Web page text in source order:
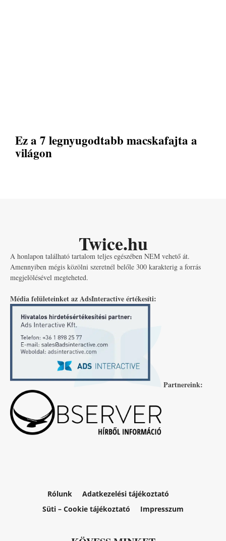
Ez a 7 legnyugodtabb macskafajta a
világon
Twice.hu
A honlapon található tartalom teljes egészében NEM vehető át.
Amennyiben mégis közölni szeretnél belőle 300 karakterig a forrás
megjelölésével megteheted.
Média felületeinket az AdsInteractive értékesíti:
Partnereink:
Rólunk
Adatkezelési tájékoztató
Süti – Cookie tájékoztató
Impresszum